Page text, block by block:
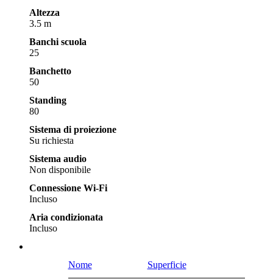
Altezza
3.5 m
Banchi scuola
25
Banchetto
50
Standing
80
Sistema di proiezione
Su richiesta
Sistema audio
Non disponibile
Connessione Wi-Fi
Incluso
Aria condizionata
Incluso
Nome Superficie